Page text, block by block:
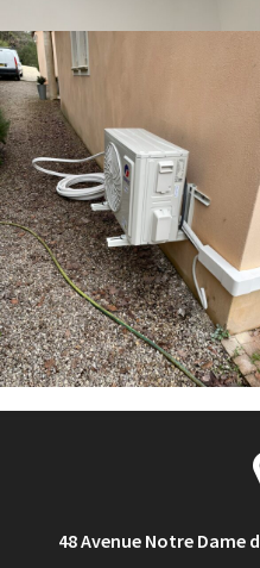
48 Avenue Notre Dame